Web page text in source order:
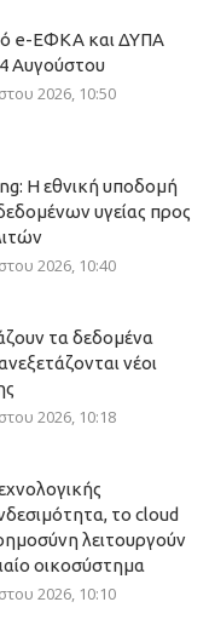
e-ΕΦΚΑ και ΔΥΠΑ
Αυγούστου
2026, 10:50
Η εθνική υποδομή
υγείας προς
2026, 10:40
τα δεδομένα
νέοι
2026, 10:18
το cloud
λειτουργούν
οικοσύστημα
2026, 10:10